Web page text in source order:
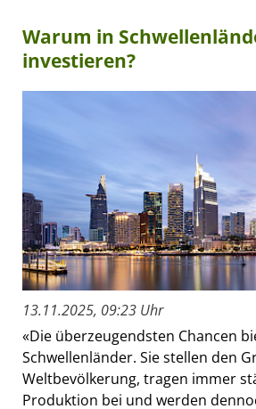
Warum in
investieren?
13.11.2025, 09:23 Uhr
«Die überzeugendsten Chancen
Schwellenländer. Sie stellen den
Weltbevölkerung, tragen immer
Produktion bei und werden